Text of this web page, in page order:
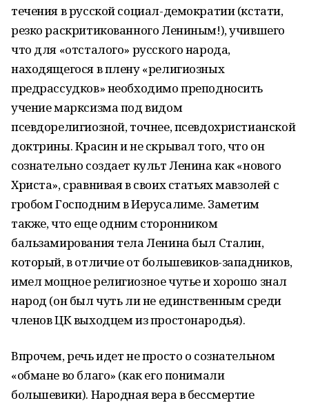
течения в русской социал-демократии (кстати,
резко раскритикованного Лениным!), учившего
что для «отсталого» русского народа,
находящегося в плену «религиозных
предрассудков» необходимо преподносить
учение марксизма под видом
псевдорелигиозной, точнее, псевдохристианской
доктрины. Красин и не скрывал того, что он
сознательно создает культ Ленина как «нового
Христа», сравнивая в своих статьях мавзолей с
гробом Господним в Иерусалиме. Заметим
также, что еще одним сторонником
бальзамирования тела Ленина был Сталин,
который, в отличие от большевиков-западников,
имел мощное религиозное чутье и хорошо знал
народ (он был чуть ли не единственным среди
членов ЦК выходцем из простонародья).
Впрочем, речь идет не просто о сознательном
«обмане во благо» (как его понимали
большевики). Народная вера в бессмертие